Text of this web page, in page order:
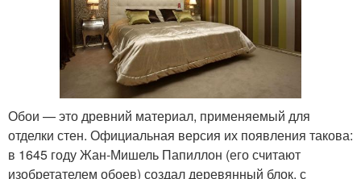
Обои — это древний материал, применяемый для
отделки стен. Официальная версия их появления такова:
в 1645 году Жан-Мишель Папиллон (его считают
изобретателем обоев) создал деревянный блок, с